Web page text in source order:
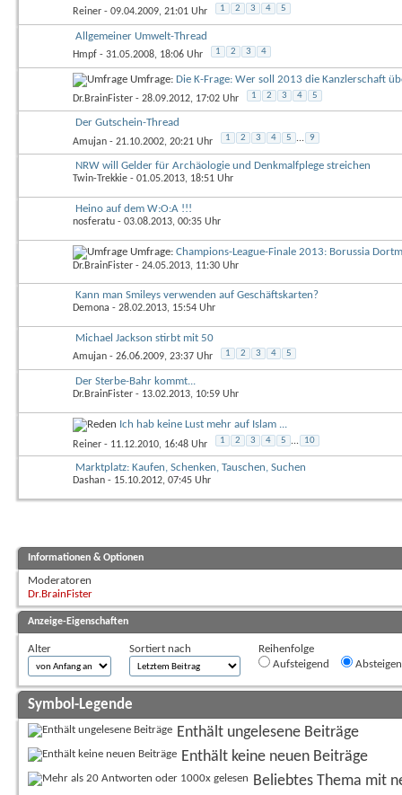
Reiner - 09.04.2009, 21:01 Uhr 1 2 3 4 5
Allgemeiner Umwelt-Thread
Hmpf - 31.05.2008, 18:06 Uhr 1 2 3 4
Umfrage: Die K-Frage: Wer soll 2013 die Kanzlerschaft
Dr.BrainFister - 28.09.2012, 17:02 Uhr 1 2 3 4 5
Der Gutschein-Thread
Amujan - 21.10.2002, 20:21 Uhr 1 2 3 4 5 ... 9
NRW will Gelder für Archäologie und Denkmalfplege streichen
Twin-Trekkie - 01.05.2013, 18:51 Uhr
Heino auf dem W:O:A !!!
nosferatu - 03.08.2013, 00:35 Uhr
Umfrage: Champions-League-Finale 2013: Borussia
Dr.BrainFister - 24.05.2013, 11:30 Uhr
Kann man Smileys verwenden auf Geschäftskarten?
Demona - 28.02.2013, 15:54 Uhr
Michael Jackson stirbt mit 50
Amujan - 26.06.2009, 23:37 Uhr 1 2 3 4 5
Der Sterbe-Bahr kommt...
Dr.BrainFister - 13.02.2013, 10:59 Uhr
Ich hab keine Lust mehr auf Islam ...
Reiner - 11.12.2010, 16:48 Uhr 1 2 3 4 5 ... 10
Marktplatz: Kaufen, Schenken, Tauschen, Suchen
Dashan - 15.10.2012, 07:45 Uhr
Informationen & Optionen
Moderatoren
Dr.BrainFister
Anzeige-Eigenschaften
Alter Sortiert nach
Reihenfolge
Aufsteigend
Symbol-Legende
Enthält ungelesene Beiträge
Enthält keine neuen Beiträge
Beliebtes Thema mit